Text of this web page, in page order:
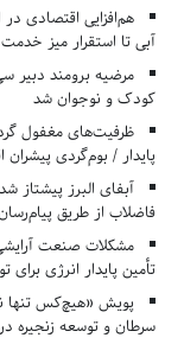
هم‌افزایی اقتصادی
آبی تا استقرار میز خدمت
مرضیه برومند دبیر
کودک و نوجوان شد
ظرفیت‌های مغفول
پایدار / بوم‌گردی
فاضلاب از طریق
مشکلات صنعت
تأمین پایدار انرژی برای
پویش «هیچ‌کس تنها
سرطان و توسعه زنجیره